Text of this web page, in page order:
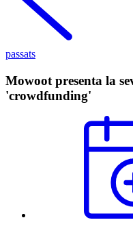
passats
Mowoot presenta la
'crowdfunding'